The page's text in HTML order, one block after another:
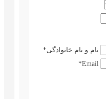
نام و نام خانوادگی*
Email*